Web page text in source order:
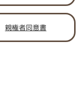
親権者同意書